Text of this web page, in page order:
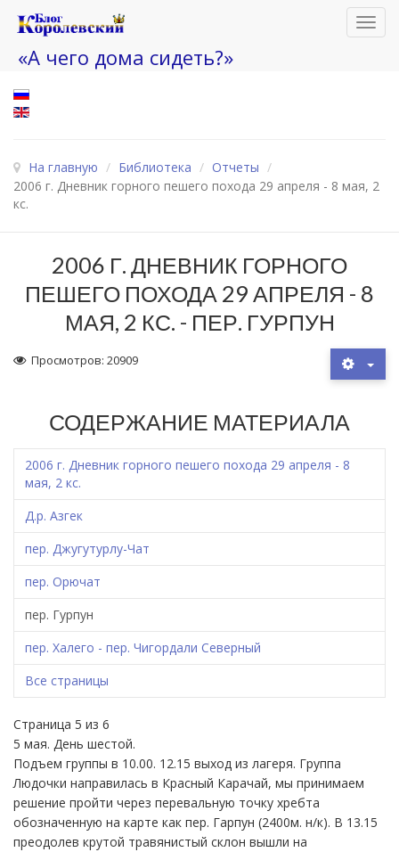
«А чего дома сидеть?»
На главную / Библиотека / Отчеты /
2006 г. Дневник горного пешего похода 29 апреля - 8 мая, 2
кс.
2006 Г. ДНЕВНИК ГОРНОГО
ПЕШЕГО ПОХОДА 29 АПРЕЛЯ - 8
МАЯ, 2 КС. - ПЕР. ГУРПУН
Просмотров: 20909
СОДЕРЖАНИЕ МАТЕРИАЛА
2006 г. Дневник горного пешего похода 29 апреля - 8
мая, 2 кс.
Д.р. Азгек
пер. Джугутурлу-Чат
пер. Орючат
пер. Гурпун
пер. Халего - пер. Чигордали Северный
Все страницы
Страница 5 из 6
5 мая. День шестой.
Подъем группы в 10.00. 12.15 выход из лагеря. Группа
Людочки направилась в Красный Карачай, мы принимаем
решение пройти через перевальную точку хребта
обозначенную на карте как пер. Гарпун (2400м. н/к). В 13.15
преодолев крутой травянистый склон вышли на